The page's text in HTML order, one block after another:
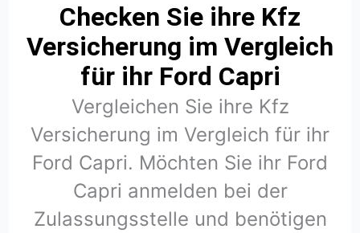
Checken Sie ihre Kfz
Versicherung im Vergleich
für ihr Ford Capri
Vergleichen Sie ihre Kfz
Versicherung im Vergleich für ihr
Ford Capri. Möchten Sie ihr Ford
Capri anmelden bei der
Zulassungsstelle und benötigen